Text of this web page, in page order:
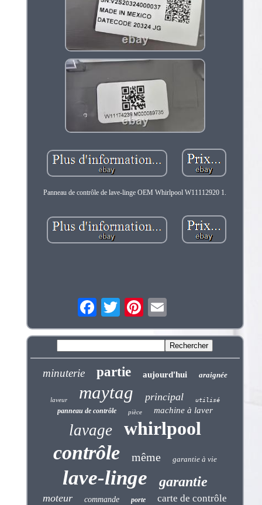
Panneau de contrôle de lave-linge OEM Whirlpool W11112920 1.
minuterie partie aujourd'hui araignée
laveur maytag principal utilisé
panneau de contrôle pièce machine à laver
lavage whirlpool
contrôle même garantie à vie
lave-linge garantie
moteur commande porte carte de contrôle